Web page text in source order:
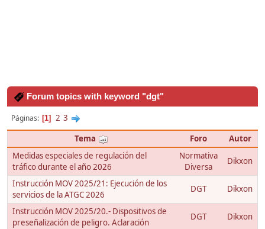
Forum topics with keyword "dgt"
Páginas 1 2 3
Tema
Foro
Autor
Medidas especiales de regulación del
tráfico durante el año 2026
Normativa
Diversa
Dikxon
Instrucción MOV 2025/21: Ejecución de los
servicios de la ATGC 2026
DGT Dikxon
Instrucción MOV 2025/20.- Dispositivos de
preseñalización de peligro. Aclaración
DGT Dikxon